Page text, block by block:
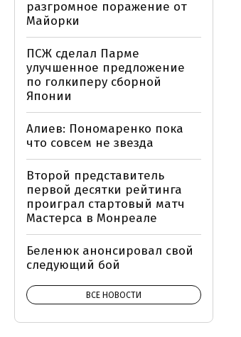
разгромное поражение от
Майорки
ПСЖ сделал Парме
улучшенное предложение
по голкиперу сборной
Японии
Алиев: Пономаренко пока
что совсем не звезда
Второй представитель
первой десятки рейтинга
проиграл стартовый матч
Мастерса в Монреале
Беленюк анонсировал свой
следующий бой
ВСЕ НОВОСТИ